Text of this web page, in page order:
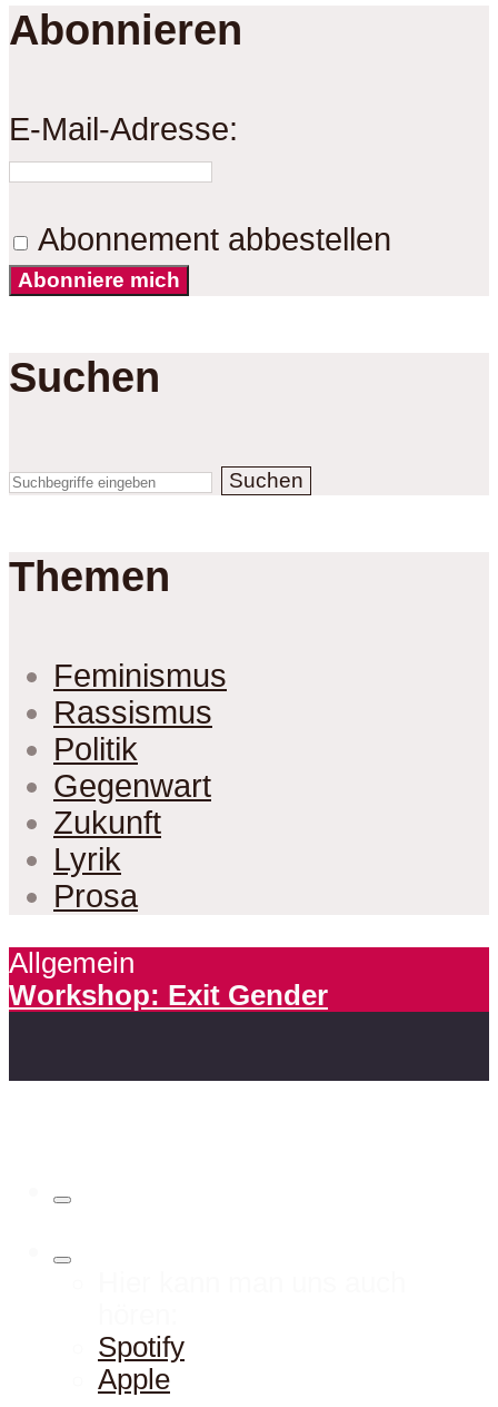
Abonnieren
E-Mail-Adresse:
Abonnement abbestellen
Abonniere mich
Suchen
Suchen
Themen
Feminismus
Rassismus
Politik
Gegenwart
Zukunft
Lyrik
Prosa
Allgemein
Workshop: Exit Gender
Spotify
Apple